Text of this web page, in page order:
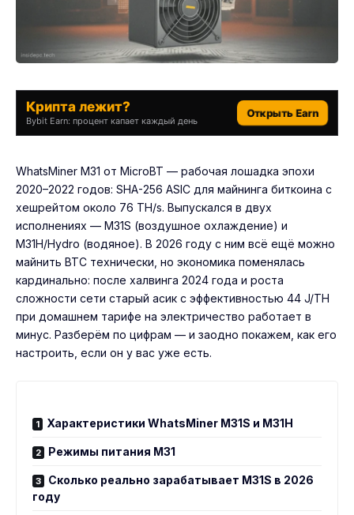
Крипта лежит?
Bybit Earn: процент капает каждый день
Открыть Earn
WhatsMiner M31 от MicroBT — рабочая лошадка эпохи
2020–2022 годов: SHA-256 ASIC для майнинга биткоина с
хешрейтом около 76 TH/s. Выпускался в двух
исполнениях — M31S (воздушное охлаждение) и
M31H/Hydro (водяное). В 2026 году с ним всё ещё можно
майнить BTC технически, но экономика поменялась
кардинально: после халвинга 2024 года и роста
сложности сети старый асик с эффективностью 44 J/TH
при домашнем тарифе на электричество работает в
минус. Разберём по цифрам — и заодно покажем, как его
настроить, если он у вас уже есть.
Характеристики WhatsMiner M31S и M31H
Режимы питания M31
Сколько реально зарабатывает M31S в 2026
году